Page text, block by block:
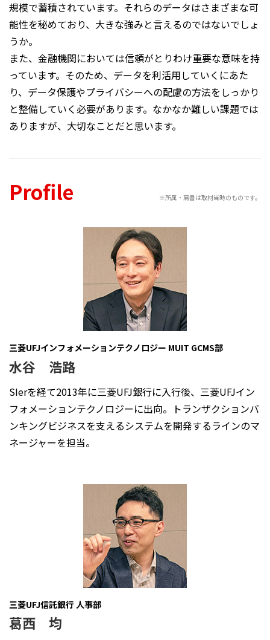
規模で蓄積されています。それらのデータはさまざまな可
能性を秘めており、大きな強みと言えるのではないでしょ
うか。
また、金融機関においては信頼がとりわけ重要な意味を持
っています。そのため、データを利活用していくにあた
り、データ保護やプライバシーへの配慮の方法をしっかり
と整備していく必要があります。なかなか難しい課題では
ありますが、大切なことだと思います。
Profile ※所属・肩書は取材当時のものです。
三菱UFJインフォメーションテクノロジー MUIT GCMS部
水谷 浩路
SIerを経て2013年に三菱UFJ銀行に入行後、三菱UFJイン
フォメーションテクノロジーに出向。トランザクションバ
ンキングビジネスを支えるシステムを開発するラインのマ
ネージャーを担当。
三菱UFJ信託銀行 人事部
葛西 均